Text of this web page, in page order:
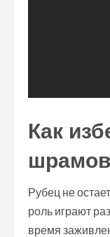
Как
Рубец не
роль играют
время